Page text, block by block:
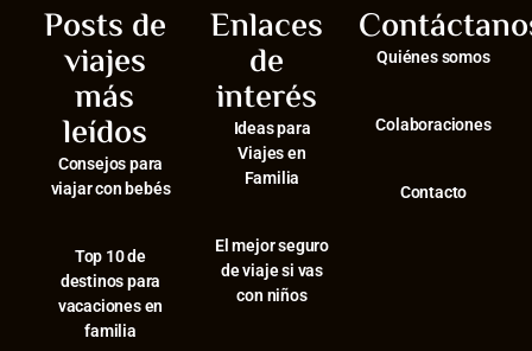
Posts de
viajes
más
leídos
Consejos para
viajar con bebés
⁠Top 10 de
destinos para
vacaciones en
familia
Enlaces
de
interés
Ideas para
Viajes en
Familia
El mejor seguro
de viaje si vas
con niños
Quiénes somos
Colaboraciones
Contacto